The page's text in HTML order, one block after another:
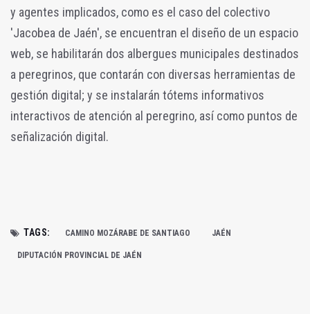
y agentes implicados, como es el caso del colectivo
'Jacobea de Jaén', se encuentran el diseño de un espacio
web, se habilitarán dos albergues municipales destinados
a peregrinos, que contarán con diversas herramientas de
gestión digital; y se instalarán tótems informativos
interactivos de atención al peregrino, así como puntos de
señalización digital.
TAGS: CAMINO MOZÁRABE DE SANTIAGO JAÉN
DIPUTACIÓN PROVINCIAL DE JAÉN